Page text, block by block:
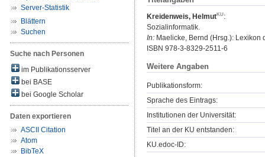
Server-Statistik
Blättern
Suchen
Suche nach Personen
im Publikationsserver
bei BASE
bei Google Scholar
Daten exportieren
ASCII Citation
Atom
BibTeX
Kreidenweis, Helmut
:
Sozialinformatik.
In: Maelicke, Bernd (Hrsg.): Lexikon
ISBN 978-3-8329-2511-6
Weitere Angaben
Publikationsform:
Sprache des Eintrags:
Institutionen der Universität:
Titel an der KU entstanden:
KU.edoc-ID: